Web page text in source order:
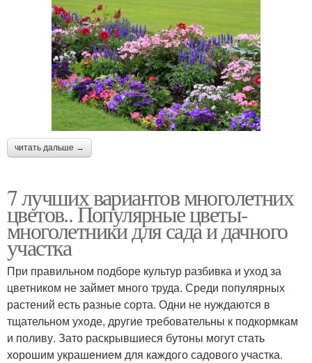
читать дальше →
7 лучших вариантов многолетних
цветов.. Популярные цветы-
многолетники для сада и дачного
участка
При правильном подборе культур разбивка и уход за
цветником не займет много труда. Среди популярных
растений есть разные сорта. Одни не нуждаются в
тщательном уходе, другие требовательны к подкормкам
и поливу. Зато раскрывшиеся бутоны могут стать
хорошим украшением для каждого садового участка.